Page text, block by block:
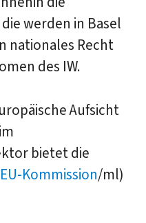
werden in Basel
nationales Recht
des IW.
Aufsicht
bietet die
EU-Kommission/ml)